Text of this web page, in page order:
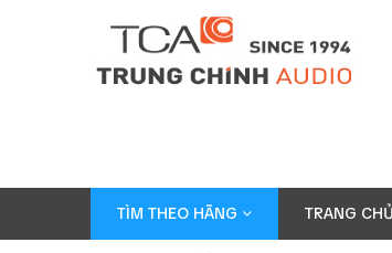
TÌM THEO HÃNG TRANG CHỦ